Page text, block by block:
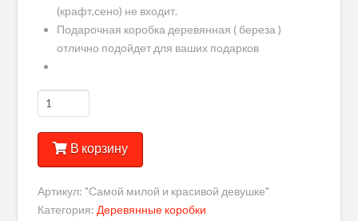
(крафт,сено) не входит.
Подарочная коробка деревянная ( береза )
отлично подойдет для ваших подарков
Количество
Подарочные
новогодние
боксы В корзину
Артикул:"Самой милой и красивой девушке"
Категория: Деревянные коробки